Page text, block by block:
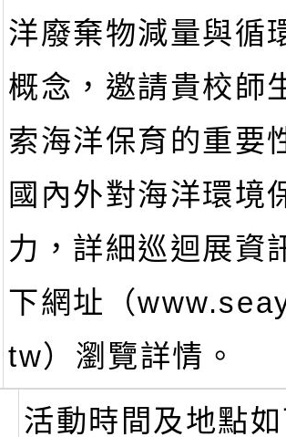
洋廢棄物減量與循
概念，邀請貴校師
索海洋保育的重要
國內外對海洋環境
力，詳細巡迴展資
下網址（
tw）瀏覽詳情。
活動時間及地點